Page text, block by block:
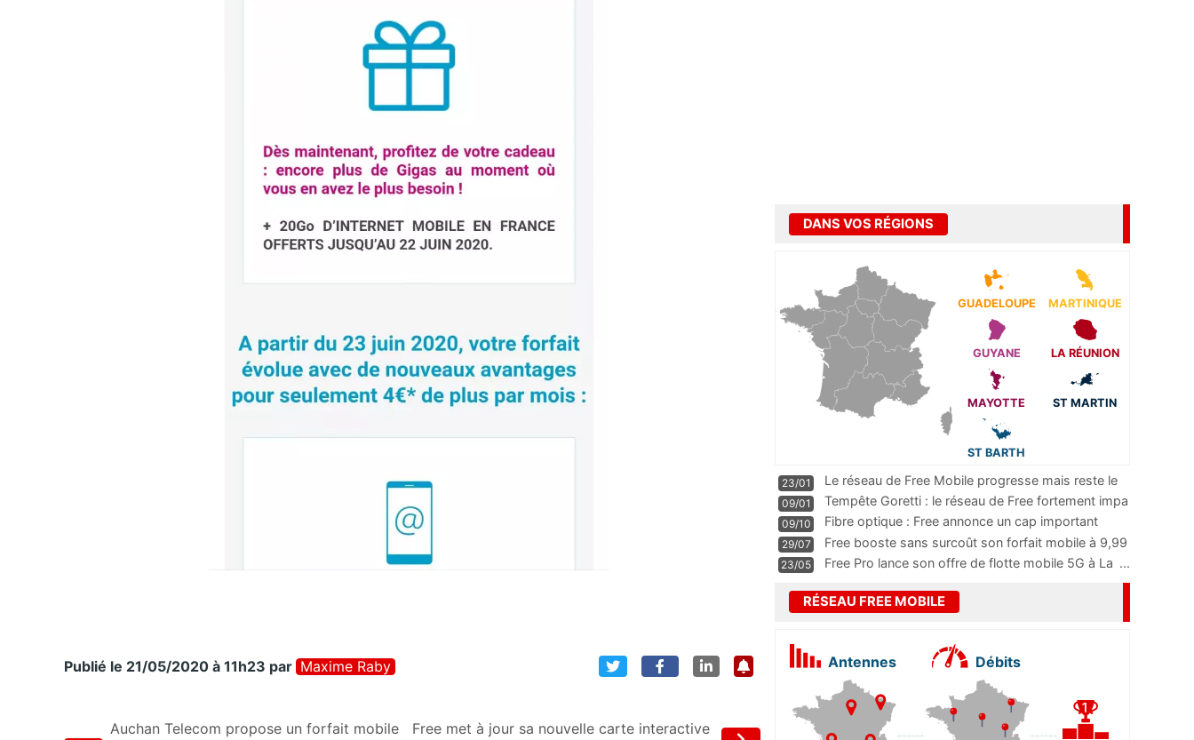
Publié le 21/05/2020 à 11h23 par Maxime Raby
Auchan Telecom propose un forfait mobile
Free met à jour sa nouvelle carte interactive
DANS VOS RÉGIONS
GUADELOUPE MARTINIQUE
GUYANE LA RÉUNION
MAYOTTE ST MARTIN
ST BARTH
23/01
Le réseau de Free Mobile progresse mais reste le
m
...
09/01
Tempête Goretti : le réseau de Free fortement impa
09/10
Fibre optique : Free annonce un cap important
pass
...
29/07
Free booste sans surcoût son forfait mobile à 9,99
23/05 Free Pro lance son offre de flotte mobile 5G à La ...
RÉSEAU FREE MOBILE
Antennes Débits